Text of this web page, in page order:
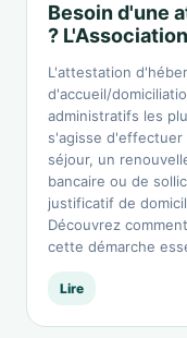
Besoin d'une
?
L'attestation
d'accueil/
administratifs les
s'agisse
séjour, un
bancaire ou de
justificatif de
Découvrez
cette démarche
Lire